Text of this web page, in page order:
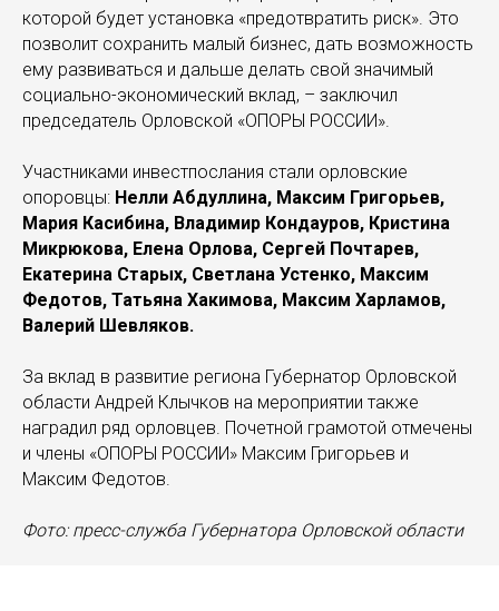
которой будет установка «предотвратить риск». Это
позволит сохранить малый бизнес, дать возможность
ему развиваться и дальше делать свой значимый
социально-экономический вклад, – заключил
председатель Орловской «ОПОРЫ РОССИИ».
Участниками инвестпослания стали орловские
опоровцы: Нелли Абдуллина, Максим Григорьев,
Мария Касибина, Владимир Кондауров, Кристина
Микрюкова, Елена Орлова, Сергей Почтарев,
Екатерина Старых, Светлана Устенко, Максим
Федотов, Татьяна Хакимова, Максим Харламов,
Валерий Шевляков.
За вклад в развитие региона Губернатор Орловской
области Андрей Клычков на мероприятии также
наградил ряд орловцев. Почетной грамотой отмечены
и члены «ОПОРЫ РОССИИ» Максим Григорьев и
Максим Федотов.
Фото: пресс-служба Губернатора Орловской области